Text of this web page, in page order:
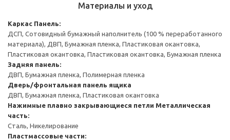
Материалы и уход
Каркас Панель:
ДСП, Сотовидный бумажный наполнитель (100 % переработанного
материала), ДВП, Бумажная пленка, Пластиковая окантовка,
Пластиковая окантовка, Пластиковая окантовка, Бумажная пленка
Задняя панель:
ДВП, Бумажная пленка, Полимерная пленка
Дверь/фронтальная панель ящика
ДВП, Бумажная пленка, Пластиковая окантовка
Нажимные плавно закрывающиеся петли Металлическая
часть:
Сталь, Никелирование
Пластмассовые части: